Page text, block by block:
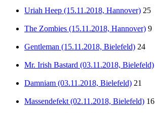
Uriah Heep (15.11.2018, Hannover) 25
The Zombies (15.11.2018, Hannover) 9
Gentleman (15.11.2018, Bielefeld) 24
Mr. Irish Bastard (03.11.2018, Bielefeld)
Damniam (03.11.2018, Bielefeld) 21
Massendefekt (02.11.2018, Bielefeld) 16